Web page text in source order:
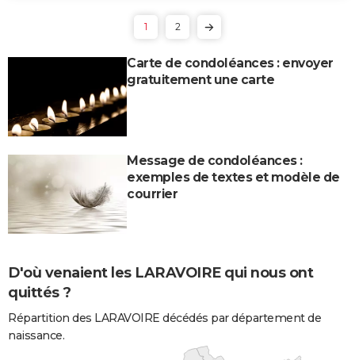
1 2
Carte de condoléances : envoyer
gratuitement une carte
Message de condoléances :
exemples de textes et modèle de
courrier
D'où venaient les LARAVOIRE qui nous ont
quittés ?
Répartition des LARAVOIRE décédés par département de
naissance.